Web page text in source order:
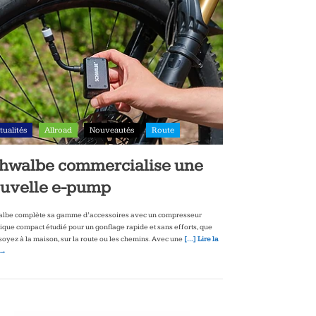
Allroad Nouveautés Route
commercialise une
e-pump
complète sa gamme d’accessoires avec un compresseur
compact étudié pour un gonflage rapide et sans efforts, que
à la maison, sur la route ou les chemins. Avec une […] Lire la